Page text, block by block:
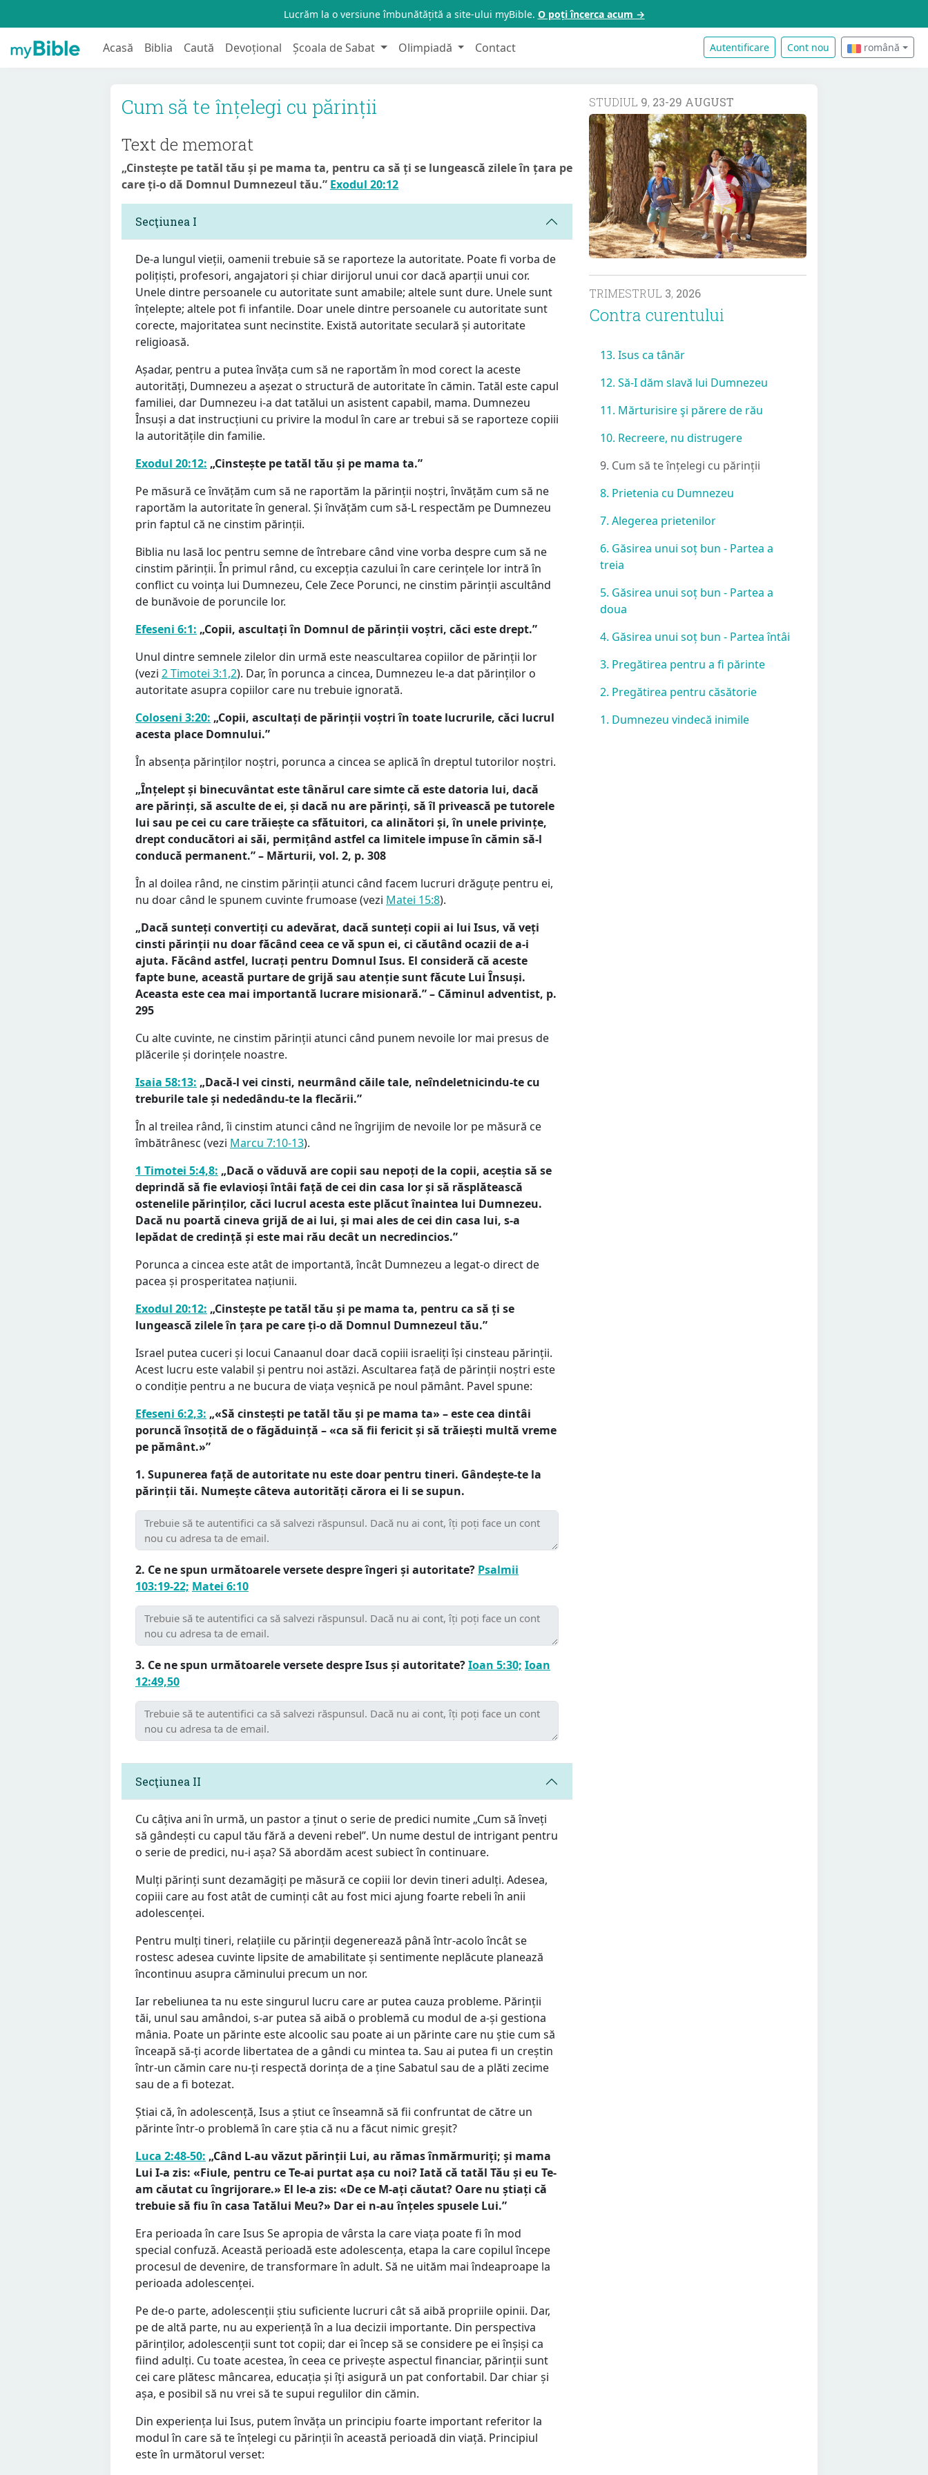
Lucrăm la o versiune îmbunătățită a site-ului myBible. O poți încerca acum →
Acasă Biblia Caută Devoțional Școala de Sabat Olimpiadă Contact Autentificare Cont nou română
Cum să te înțelegi cu părinții
Text de memorat
„Cinstește pe tatăl tău și pe mama ta, pentru ca să ți se lungească zilele în țara pe
care ți-o dă Domnul Dumnezeul tău.” Exodul 20:12
Secţiunea I
De-a lungul vieții, oamenii trebuie să se raporteze la autoritate. Poate fi vorba de
polițiști, profesori, angajatori și chiar dirijorul unui cor dacă aparții unui cor.
Unele dintre persoanele cu autoritate sunt amabile; altele sunt dure. Unele sunt
înțelepte; altele pot fi infantile. Doar unele dintre persoanele cu autoritate sunt
corecte, majoritatea sunt necinstite. Există autoritate seculară și autoritate
religioasă.
Așadar, pentru a putea învăța cum să ne raportăm în mod corect la aceste
autorități, Dumnezeu a așezat o structură de autoritate în cămin. Tatăl este capul
familiei, dar Dumnezeu i-a dat tatălui un asistent capabil, mama. Dumnezeu
Însuși a dat instrucțiuni cu privire la modul în care ar trebui să se raporteze copiii
la autoritățile din familie.
Exodul 20:12: „Cinstește pe tatăl tău și pe mama ta.”
Pe măsură ce învățăm cum să ne raportăm la părinții noștri, învățăm cum să ne
raportăm la autoritate în general. Și învățăm cum să-L respectăm pe Dumnezeu
prin faptul că ne cinstim părinții.
Biblia nu lasă loc pentru semne de întrebare când vine vorba despre cum să ne
cinstim părinții. În primul rând, cu excepția cazului în care cerințele lor intră în
conflict cu voința lui Dumnezeu, Cele Zece Porunci, ne cinstim părinții ascultând
de bunăvoie de poruncile lor.
Efeseni 6:1: „Copii, ascultați în Domnul de părinții voștri, căci este drept.”
Unul dintre semnele zilelor din urmă este neascultarea copiilor de părinții lor
(vezi 2 Timotei 3:1,2). Dar, în porunca a cincea, Dumnezeu le-a dat părinților o
autoritate asupra copiilor care nu trebuie ignorată.
Coloseni 3:20: „Copii, ascultați de părinții voștri în toate lucrurile, căci lucrul
acesta place Domnului.”
În absența părinților noștri, porunca a cincea se aplică în dreptul tutorilor noștri.
„Înțelept și binecuvântat este tânărul care simte că este datoria lui, dacă
are părinți, să asculte de ei, și dacă nu are părinți, să îl privească pe tutorele
lui sau pe cei cu care trăiește ca sfătuitori, ca alinători și, în unele privințe,
drept conducători ai săi, permițând astfel ca limitele impuse în cămin să-l
conducă permanent.” – Mărturii, vol. 2, p. 308
În al doilea rând, ne cinstim părinții atunci când facem lucruri drăguțe pentru ei,
nu doar când le spunem cuvinte frumoase (vezi Matei 15:8).
„Dacă sunteți convertiți cu adevărat, dacă sunteți copii ai lui Isus, vă veți
cinsti părinții nu doar făcând ceea ce vă spun ei, ci căutând ocazii de a-i
ajuta. Făcând astfel, lucrați pentru Domnul Isus. El consideră că aceste
fapte bune, această purtare de grijă sau atenție sunt făcute Lui Însuși.
Aceasta este cea mai importantă lucrare misionară.” – Căminul adventist, p.
295
Cu alte cuvinte, ne cinstim părinții atunci când punem nevoile lor mai presus de
plăcerile și dorințele noastre.
Isaia 58:13: „Dacă-l vei cinsti, neurmând căile tale, neîndeletnicindu-te cu
treburile tale și nededându-te la flecării.”
În al treilea rând, îi cinstim atunci când ne îngrijim de nevoile lor pe măsură ce
îmbătrânesc (vezi Marcu 7:10-13).
1 Timotei 5:4,8: „Dacă o văduvă are copii sau nepoți de la copii, aceștia să se
deprindă să fie evlavioși întâi față de cei din casa lor și să răsplătească
ostenelile părinților, căci lucrul acesta este plăcut înaintea lui Dumnezeu.
Dacă nu poartă cineva grijă de ai lui, și mai ales de cei din casa lui, s-a
lepădat de credință și este mai rău decât un necredincios.”
Porunca a cincea este atât de importantă, încât Dumnezeu a legat-o direct de
pacea și prosperitatea națiunii.
Exodul 20:12: „Cinstește pe tatăl tău și pe mama ta, pentru ca să ți se
lungească zilele în țara pe care ți-o dă Domnul Dumnezeul tău.”
Israel putea cuceri și locui Canaanul doar dacă copiii israeliți își cinsteau părinții.
Acest lucru este valabil și pentru noi astăzi. Ascultarea față de părinții noștri este
o condiție pentru a ne bucura de viața veșnică pe noul pământ. Pavel spune:
Efeseni 6:2,3: „«Să cinstești pe tatăl tău și pe mama ta» – este cea dintâi
poruncă însoțită de o făgăduință – «ca să fii fericit și să trăiești multă vreme
pe pământ.»”
1. Supunerea față de autoritate nu este doar pentru tineri. Gândește-te la
părinții tăi. Numește câteva autorități cărora ei li se supun.
2. Ce ne spun următoarele versete despre îngeri și autoritate? Psalmii
103:19-22; Matei 6:10
3. Ce ne spun următoarele versete despre Isus și autoritate?Ioan 5:30; Ioan
12:49,50
Secţiunea II
Cu câțiva ani în urmă, un pastor a ținut o serie de predici numite „Cum să înveți
să gândești cu capul tău fără a deveni rebel”. Un nume destul de intrigant pentru
o serie de predici, nu-i așa? Să abordăm acest subiect în continuare.
Mulți părinți sunt dezamăgiți pe măsură ce copiii lor devin tineri adulți. Adesea,
copiii care au fost atât de cuminți cât au fost mici ajung foarte rebeli în anii
adolescenței.
Pentru mulți tineri, relațiile cu părinții degenerează până într-acolo încât se
rostesc adesea cuvinte lipsite de amabilitate și sentimente neplăcute planează
încontinuu asupra căminului precum un nor.
Iar rebeliunea ta nu este singurul lucru care ar putea cauza probleme. Părinții
tăi, unul sau amândoi, s-ar putea să aibă o problemă cu modul de a-și gestiona
mânia. Poate un părinte este alcoolic sau poate ai un părinte care nu știe cum să
înceapă să-ți acorde libertatea de a gândi cu mintea ta. Sau ai putea fi un creștin
într-un cămin care nu-ți respectă dorința de a ține Sabatul sau de a plăti zecime
sau de a fi botezat.
Știai că, în adolescență, Isus a știut ce înseamnă să fii confruntat de către un
părinte într-o problemă în care știa că nu a făcut nimic greșit?
Luca 2:48-50: „Când L-au văzut părinții Lui, au rămas înmărmuriți; și mama
Lui I-a zis: «Fiule, pentru ce Te-ai purtat așa cu noi? Iată că tatăl Tău și eu Te-
am căutat cu îngrijorare.» El le-a zis: «De ce M-ați căutat? Oare nu știați că
trebuie să fiu în casa Tatălui Meu?» Dar ei n-au înțeles spusele Lui.”
Era perioada în care Isus Se apropia de vârsta la care viața poate fi în mod
special confuză. Această perioadă este adolescența, etapa la care copilul începe
procesul de devenire, de transformare în adult. Să ne uităm mai îndeaproape la
perioada adolescenței.
Pe de-o parte, adolescenții știu suficiente lucruri cât să aibă propriile opinii. Dar,
pe de altă parte, nu au experiență în a lua decizii importante. Din perspectiva
părinților, adolescenții sunt tot copii; dar ei încep să se considere pe ei înșiși ca
fiind adulți. Cu toate acestea, în ceea ce privește aspectul financiar, părinții sunt
cei care plătesc mâncarea, educația și îți asigură un pat confortabil. Dar chiar și
așa, e posibil să nu vrei să te supui regulilor din cămin.
Din experiența lui Isus, putem învăța un principiu foarte important referitor la
modul în care să te înțelegi cu părinții în această perioadă din viață. Principiul
este în următorul verset:
STUDIUL 9, 23-29 AUGUST
TRIMESTRUL 3, 2026
Contra curentului
13. Isus ca tânăr
12. Să-I dăm slavă lui Dumnezeu
11. Mărturisire şi părere de rău
10. Recreere, nu distrugere
9. Cum să te înțelegi cu părinții
8. Prietenia cu Dumnezeu
7. Alegerea prietenilor
6. Găsirea unui soț bun - Partea a
treia
5. Găsirea unui soț bun - Partea a
doua
4. Găsirea unui soț bun - Partea întâi
3. Pregătirea pentru a fi părinte
2. Pregătirea pentru căsătorie
1. Dumnezeu vindecă inimile